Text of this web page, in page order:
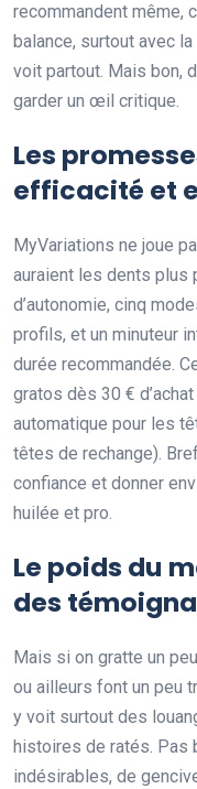
recommandent même,
balance, surtout avec
voit partout. Mais bon,
garder un œil critique.
Les
efficacité et
MyVariations ne joue
auraient les dents plus
d’autonomie, cinq
profils, et un minuteur
durée recommandée.
gratos dès 30 €
automatique pour les
têtes de rechange).
confiance et donner
huilée et pro.
Le poids du
des
Mais si on gratte un
ou ailleurs font un peu
y voit surtout des
histoires de ratés. Pas
indésirables, de